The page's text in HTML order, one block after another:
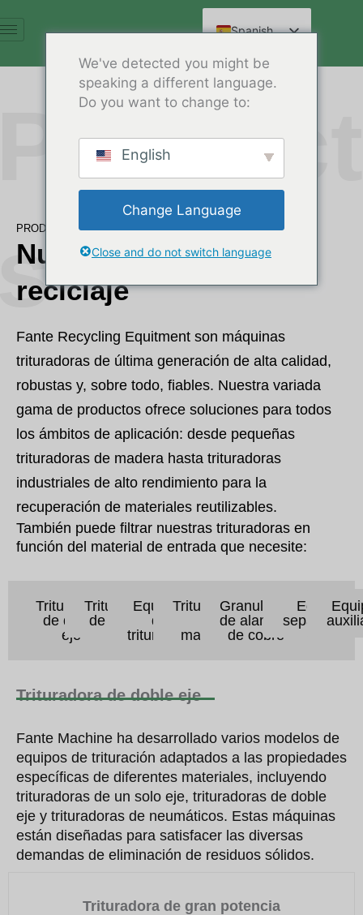
al
Spanish
English
Arabic
French
German
Russian
Hindi
Chinese
PRODUCTOS
Nuestro equipo de
reciclaje
Fante Recycling Equitment son máquinas
trituradoras de última generación de alta calidad,
robustas y, sobre todo, fiables. Nuestra variada
gama de productos ofrece soluciones para todos
los ámbitos de aplicación: desde pequeñas
trituradoras de madera hasta trituradoras
industriales de alto rendimiento para la
recuperación de materiales reutilizables.
También puede filtrar nuestras trituradoras en
función del material de entrada que necesite:
Trituradora
de doble
eje
Trituradora
de un eje
Equipos
de
trituración
Trituradora
martillos
Granulador
de alambre
de cobre
Equipos
separadores
Trituradora de doble eje
Fante Machine ha desarrollado varios modelos de
equipos de trituración adaptados a las propiedades
específicas de diferentes materiales, incluyendo
trituradoras de un solo eje, trituradoras de doble
eje y trituradoras de neumáticos. Estas máquinas
están diseñadas para satisfacer las diversas
demandas de eliminación de residuos sólidos.
Trituradora de gran potencia
We've detected you might be
speaking a different language.
Do you want to change to:
English
Change Language
Close and do not switch language